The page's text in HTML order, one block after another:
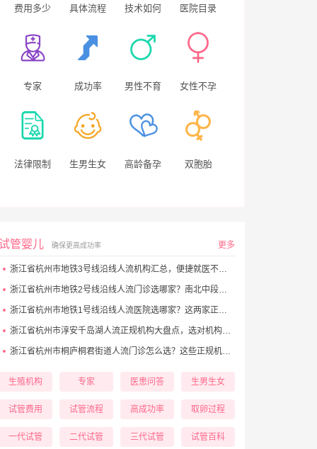
费用多少 具体流程 技术如何 医院目录
专家 成功率 男性不育 女性不孕
法律限制 生男生女 高龄备孕 双胞胎
管婴儿 确保更高成功率 更多
浙江省杭州市地铁3号线沿线人流机构汇总，便捷就医不踩坑
浙江省杭州市地铁2号线沿线人流门诊选哪家？南北中段优质点位看这里
浙江省杭州市地铁1号线沿线人流医院选哪家？这两家正规机构别错过
浙江省杭州市淳安千岛湖人流正规机构大盘点，选对机构更安心
浙江省杭州市桐庐桐君街道人流门诊怎么选？这些正规机构别错过
生殖机构 专家 医患问答 生男生女
试管费用 试管流程 高成功率 取卵过程
一代试管 二代试管 三代试管 试管百科